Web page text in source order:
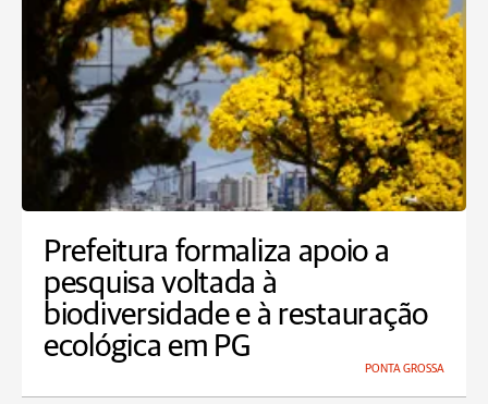
Prefeitura formaliza apoio a
pesquisa voltada à
biodiversidade e à restauração
ecológica em PG
PONTA GROSSA